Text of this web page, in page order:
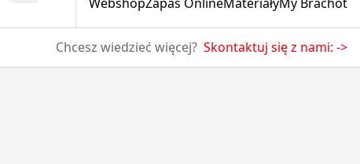
Chcesz wiedzieć więcej? Skontaktuj się z nami: ->